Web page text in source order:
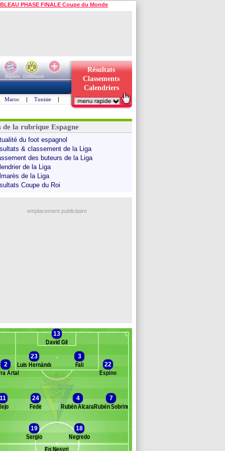
PHASE FINALE Coupe du Monde
Bayern
Dortmund
Résultats
Classements
Calendriers
Maroc | Tunisie |
de la rubrique Espagne
du foot espagnol
& classement de la Liga
des buteurs de la Liga
de la Liga
de la Liga
Coupe du Roi
emplacement publicitaire
Banc des remplaçantsCadix
Martí
13
David Gil
23
Luis Hernández
3
Fali
2
Artal
22
Espino
11
24
Fede
4
Rubén Alcaraz
7
Rubén Sobrino
19
Sergio
18
Negredo
En Nesyri